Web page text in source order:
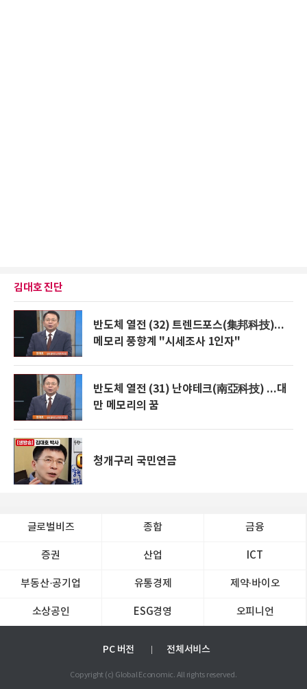
김대호 진단
반도체 열전 (32) 트렌드포스(集邦科技)...
메모리 풍향계 "시세조사 1인자"
반도체 열전 (31) 난야테크(南亞科技) ...대
만 메모리의 꿈
청개구리 국민연금
글로벌비즈 종합 금융
증권 산업 ICT
부동산·공기업 유통경제 제약∙바이오
소상공인 ESG경영 오피니언
PC 버전 전체서비스
Copyright (c) Global Economic. All rights reserved.